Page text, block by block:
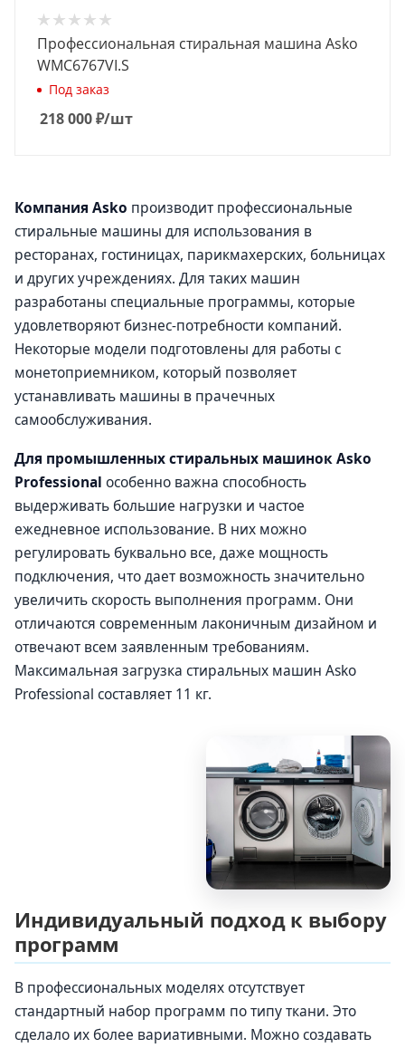
Профессиональная стиральная машина Asko
WMC6767VI.S
Под заказ
218 000₽/шт
Компания Asko производит профессиональные
стиральные машины для использования в
ресторанах, гостиницах, парикмахерских, больницах
и других учреждениях. Для таких машин
разработаны специальные программы, которые
удовлетворяют бизнес-потребности компаний.
Некоторые модели подготовлены для работы с
монетоприемником, который позволяет
устанавливать машины в прачечных
самообслуживания.
Для промышленных стиральных машинок Asko
Professional особенно важна способность
выдерживать большие нагрузки и частое
ежедневное использование. В них можно
регулировать буквально все, даже мощность
подключения, что дает возможность значительно
увеличить скорость выполнения программ. Они
отличаются современным лаконичным дизайном и
отвечают всем заявленным требованиям.
Максимальная загрузка стиральных машин Asko
Professional составляет 11 кг.
Индивидуальный подход к выбору
программ
В профессиональных моделях отсутствует
стандартный набор программ по типу ткани. Это
сделало их более вариативными. Можно создавать